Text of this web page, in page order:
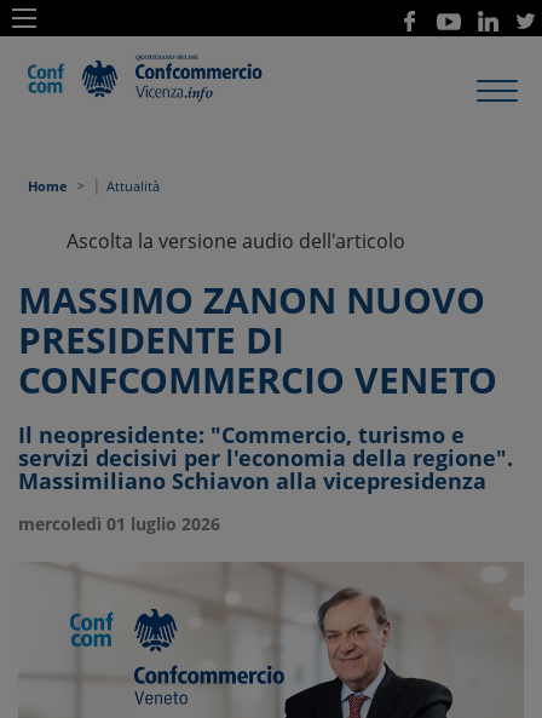
Home | Attualità
Ascolta la versione audio dell'articolo
MASSIMO ZANON NUOVO
PRESIDENTE DI
CONFCOMMERCIO VENETO
Il neopresidente: "Commercio, turismo e
servizi decisivi per l'economia della regione".
Massimiliano Schiavon alla vicepresidenza
mercoledì 01 luglio 2026